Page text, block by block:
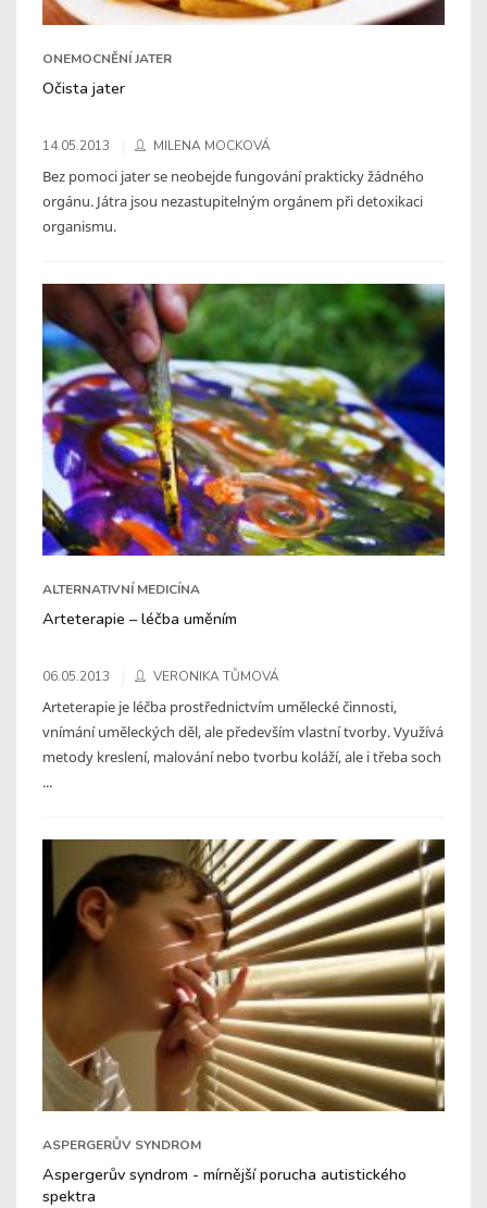
ONEMOCNĚNÍ JATER
Očista jater
14.05.2013 MILENA MOCKOVÁ
Bez pomoci jater se neobejde fungování prakticky žádného
orgánu. Játra jsou nezastupitelným orgánem při detoxikaci
organismu.
ALTERNATIVNÍ MEDICÍNA
Arteterapie – léčba uměním
06.05.2013 VERONIKA TŮMOVÁ
Arteterapie je léčba prostřednictvím umělecké činnosti,
vnímání uměleckých děl, ale především vlastní tvorby. Využívá
metody kreslení, malování nebo tvorbu koláží, ale i třeba soch
...
ASPERGERŮV SYNDROM
Aspergerův syndrom - mírnější porucha autistického
spektra